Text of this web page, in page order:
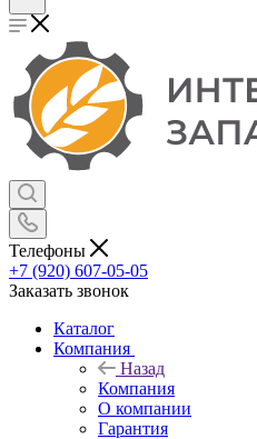
Телефоны
+7 (920) 607-05-05
Заказать звонок
Каталог
Компания
Назад
Компания
О компании
Гарантия